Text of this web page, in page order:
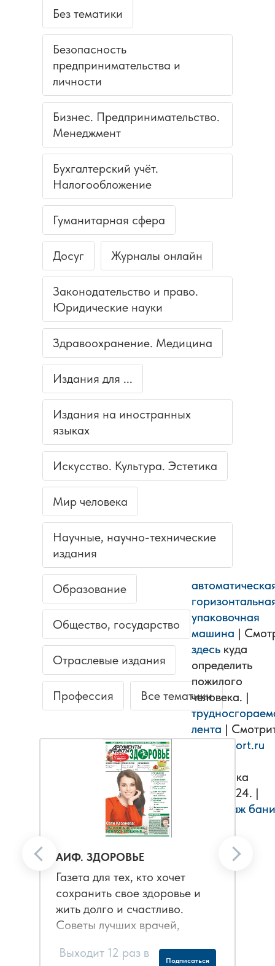
упаковочная
машина |
здесь куда
определить
пожилого
человека. |
лента |
waysupport.ru
настройка
битрикс24. |
Демонтаж бани
упаковочная
машина |
здесь куда
определить
пожилого
человека. |
лента |
waysupport.ru
настройка
битрикс24. |
Демонтаж бани
Без тематики
Безопасность
предпринимательства и
личности
Бизнес. Предпринимательство.
Менеджмент
Бухгалтерский учёт.
Налогообложение
Гуманитарная сфера
Досуг Журналы онлайн
Законодательство и право.
Юридические науки
Здравоохранение. Медицина
Издания для ...
Издания на иностранных
языках
Искусство. Культура. Эстетика
Мир человека
Научные, научно-технические
издания
Образование
Общество, государство
Отраслевые издания
Профессия Все тематики
АИФ. ЗДОРОВЬЕ
Газета для тех, кто хочет
сохранить свое здоровье и
жить долго и счастливо.
Советы лучших врачей,
красота, дети и семья,
Выходит 12 раз в
Подписаться